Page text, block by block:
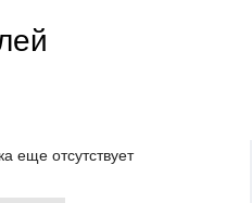
еще отсутствует